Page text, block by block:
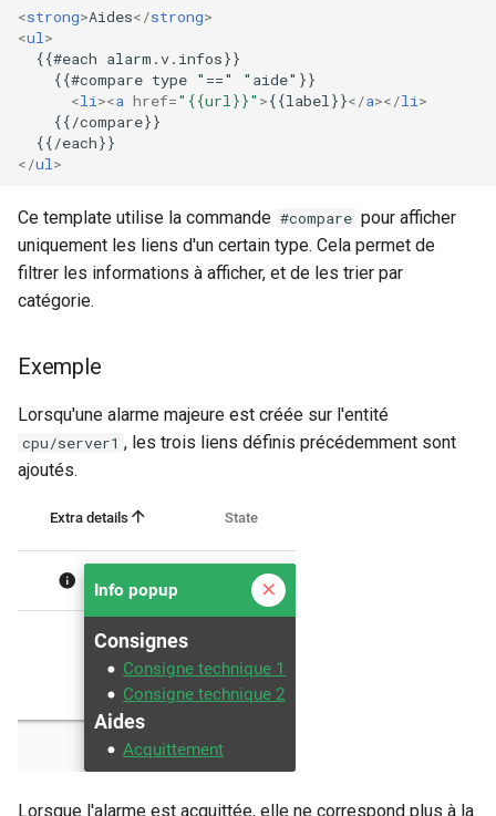
<strong>Aides</strong>
<ul>
  {{#each alarm.v.infos}}
    {{#compare type "==" "aide"}}
<li><a href="{{url}}" >{{label}}</a></li>
    {{/compare}}
</ul>
Ce template utilise la commande #compare pour afficher
uniquement les liens d'un certain type. Cela permet de
filtrer les informations à afficher, et de les trier par
catégorie.
Exemple
Lorsqu'une alarme majeure est créée sur l'entité
cpu/server1 , les trois liens définis précédemment sont
ajoutés.
Lorsque l'alarme est acquittée, elle ne correspond plus à la